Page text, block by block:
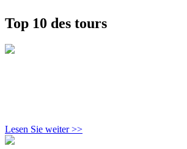
Top 10 des tours
Lesen Sie weiter >>